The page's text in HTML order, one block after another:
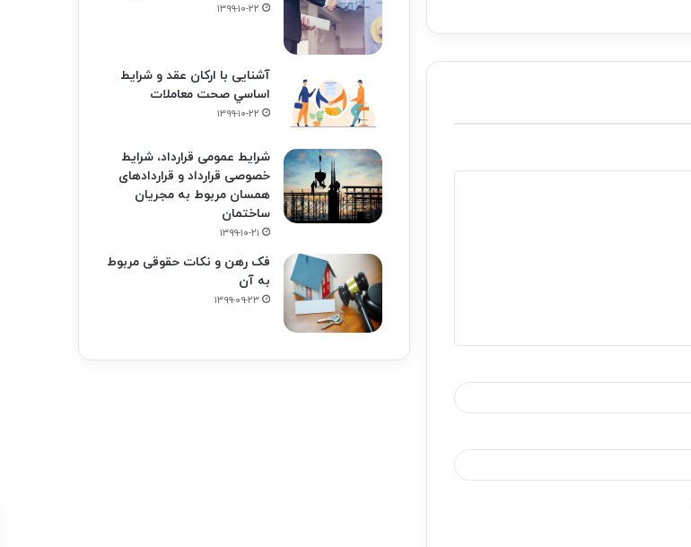
۱۳۹۹-۱۰-۲۲
آشنایی با ارکان عقد و شرايط
اساسي صحت معاملات
۱۳۹۹-۱۰-۲۲
شرایط عمومی قرارداد، شرایط
خصوصی قرارداد و قراردادهای
همسان مربوط به مجریان
ساختمان
۱۳۹۹-۱۰-۲۱
فک‌ رهن و نکات حقوقی مربوط
به آن
۱۳۹۹-۰۹-۲۳